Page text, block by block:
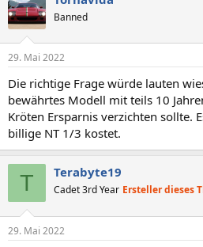
Banned
29. Mai 2022
Die richtige Frage würde lauten
bewährtes Modell mit teils 10
Kröten Ersparnis verzichten sollte.
billige NT 1/3 kostet.
T Terabyte19
Cadet 3rd Year Ersteller dieses
29. Mai 2022